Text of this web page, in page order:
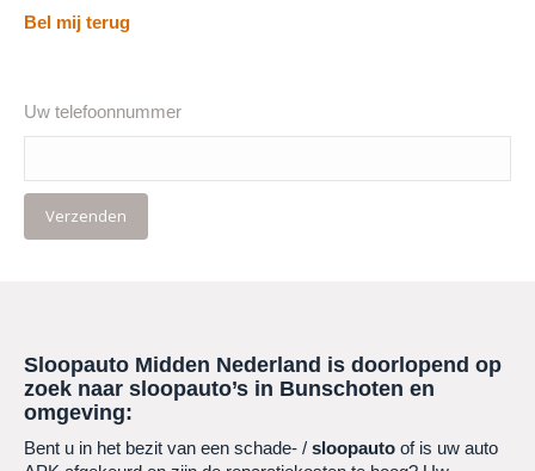
Bel mij terug
Uw telefoonnummer
Sloopauto Midden Nederland is doorlopend op
zoek naar sloopauto’s in Bunschoten en
omgeving:
Bent u in het bezit van een schade- / sloopauto of is uw auto